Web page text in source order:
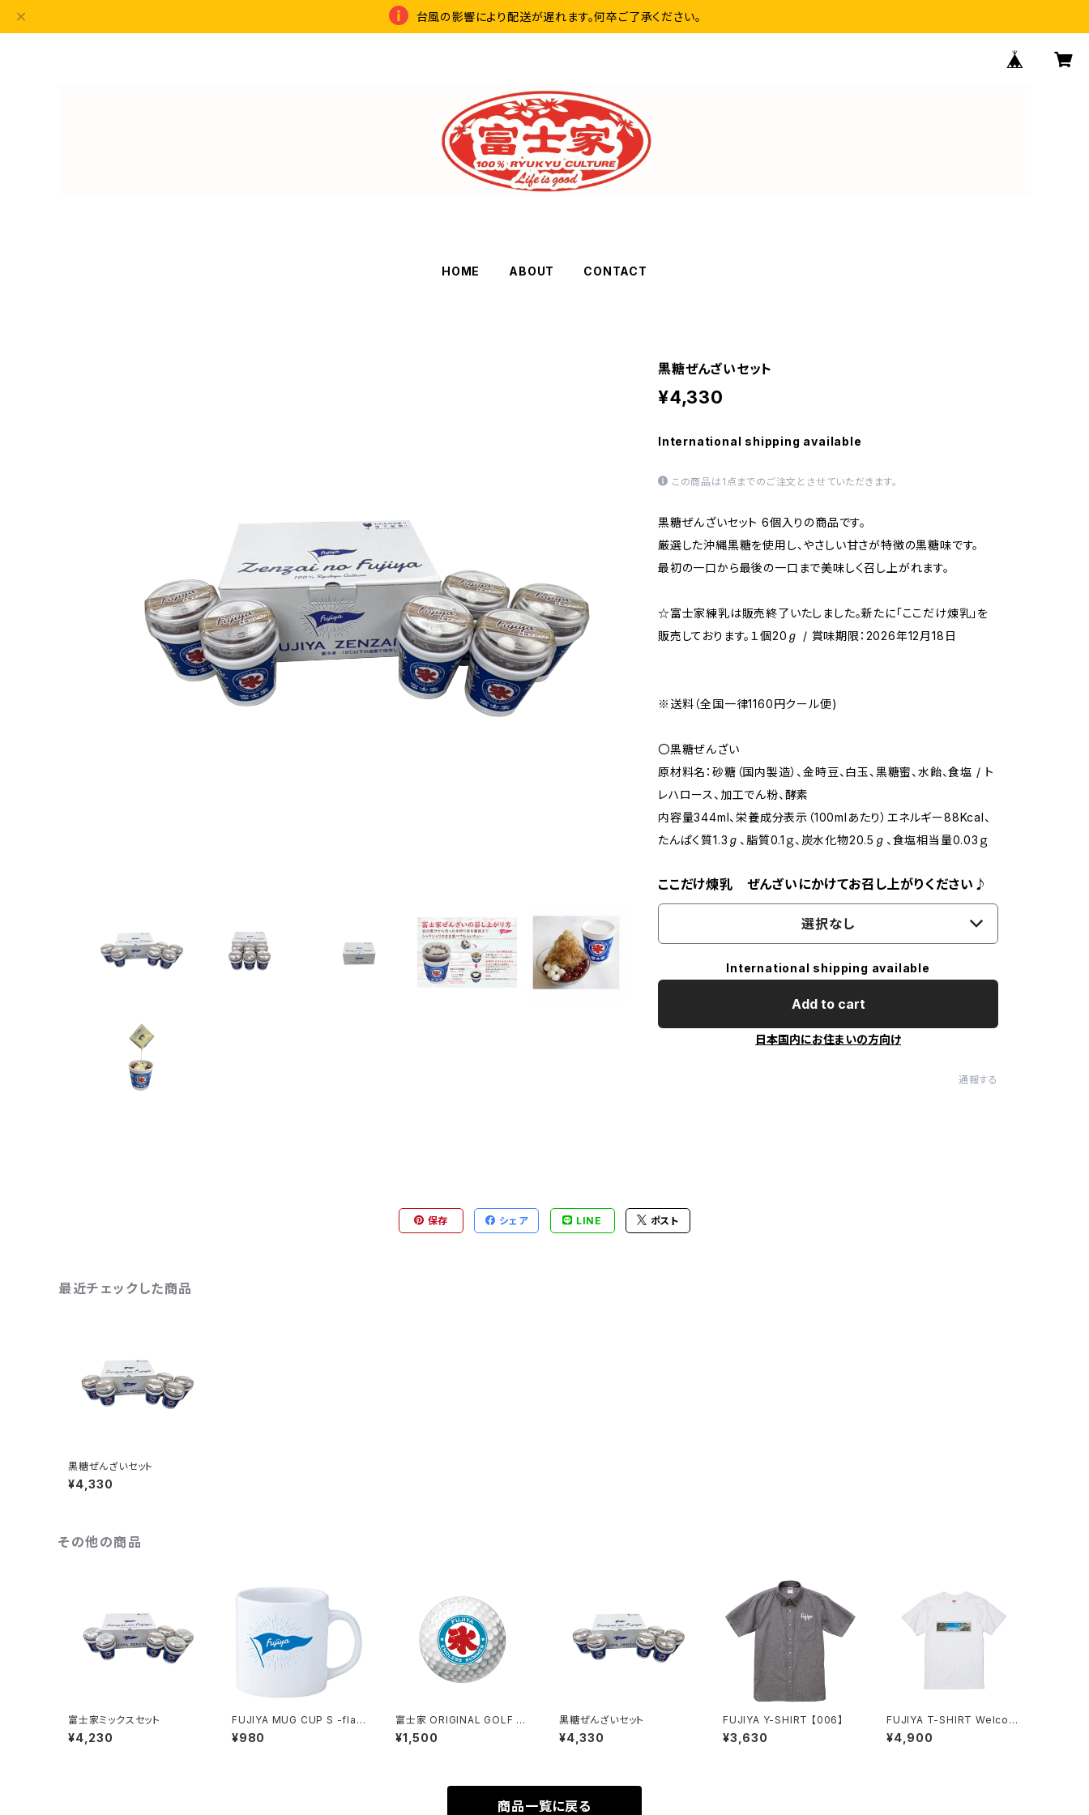
台風の影響により配送が遅れます。何卒ご了承ください。
HOME ABOUT CONTACT
黒糖ぜんざいセット
¥4,330
International shipping available
この商品は1点までのご注文とさせていただきます。
黒糖ぜんざいセット 6個入りの商品です。
厳選した沖縄黒糖を使用し、やさしい甘さが特徴の黒糖味です。
最初の一口から最後の一口まで美味しく召し上がれます。
☆富士家練乳は販売終了いたしました。新たに「ここだけ煉乳」を
販売しております。１個20ℊ / 賞味期限：2026年12月18日
※送料（全国一律1160円クール便)
〇黒糖ぜんざい
原材料名：砂糖（国内製造）、金時豆、白玉、黒糖蜜、水飴、食塩 / ト
レハロース、加工でん粉、酵素
内容量344ml、栄養成分表示（100mlあたり）エネルギー88Kcal、
たんぱく質1.3ℊ、脂質0.1ｇ、炭水化物20.5ℊ、食塩相当量0.03ｇ
ここだけ煉乳 ぜんざいにかけてお召し上がりください♪
選択なし
International shipping available
Add to cart
日本国内にお住まいの方向け
通報する
保存 シェア LINE ポスト
最近チェックした商品
黒糖ぜんざいセット
¥4,330
その他の商品
富士家ミックスセット
¥4,230
FUJIYA MUG CUP S -flag
-
¥980
富士家 ORIGINAL GOLF B
ALL
¥1,500
黒糖ぜんざいセット
¥4,330
FUJIYA Y-SHIRT 【006】
¥3,630
FUJIYA T-SHIRT Welcom
e SOUTHERN ISLAND
¥4,900
商品一覧に戻る